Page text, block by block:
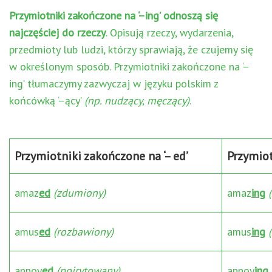
Przymiotniki zakończone na ‘–ing’ odnoszą się
najczęściej do rzeczy. Opisują rzeczy, wydarzenia,
przedmioty lub ludzi, którzy sprawiają, że czujemy się
w określonym sposób. Przymiotniki zakończone na ‘–
ing’ tłumaczymy zazwyczaj w języku polskim z
końcówką ‘–ący’ (np. nudzący, męczący).
Przymiotniki zakończone na ‘– ed’
amazed (zdumiony) amazing
amused (rozbawiony) amusing